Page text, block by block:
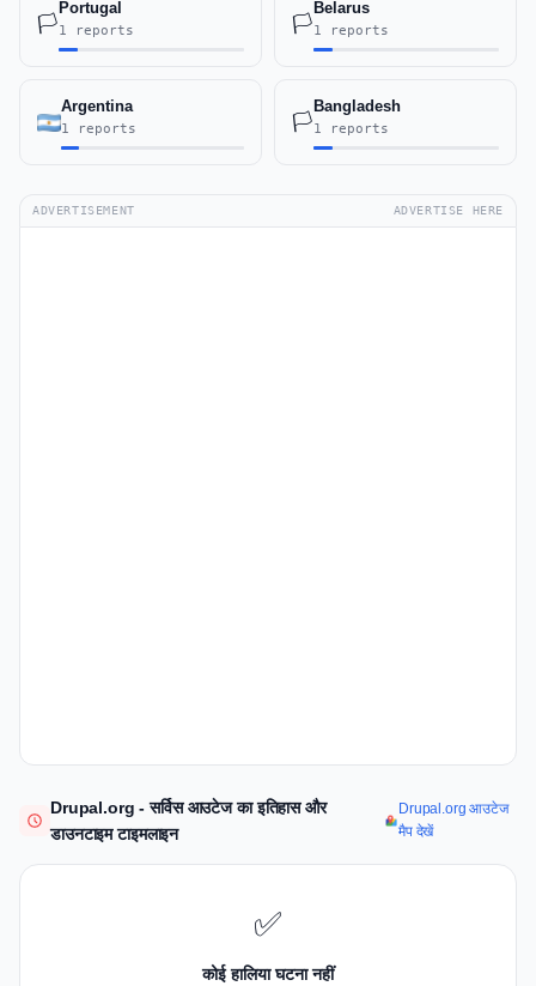
🏳️
Portugal
1 reports 🏳️
Belarus
1 reports
Argentina
1 reports 🏳️
Bangladesh
1 reports
ADVERTISEMENT ADVERTISE HERE
Drupal.org - सर्विस आउटेज का इतिहास और
डाउनटाइम टाइमलाइन
Drupal.org आउटेज
मैप देखें
✅
कोई हालिया घटना नहीं